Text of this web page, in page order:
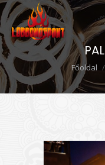
Ön itt van:
Főoldal